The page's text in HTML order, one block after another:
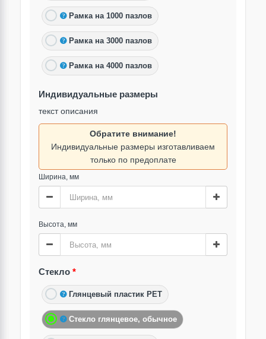
Рамка на 1000 пазлов
Рамка на 3000 пазлов
Рамка на 4000 пазлов
Индивидуальные размеры
текст описания
Обратите внимание!
Индивидуальные размеры изготавливаем
только по предоплате
Ширина, мм
Высота, мм
Стекло
Глянцевый пластик PET
Стекло глянцевое, обычное